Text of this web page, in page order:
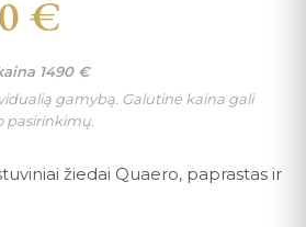
€
1490 €
gamybą. Galutinė kaina gali
pasirinkimų.
žiedai Quaero, paprastas ir